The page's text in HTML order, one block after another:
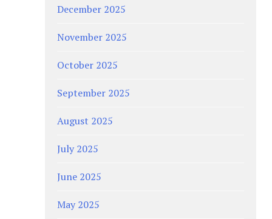
December 2025
November 2025
October 2025
September 2025
August 2025
July 2025
June 2025
May 2025